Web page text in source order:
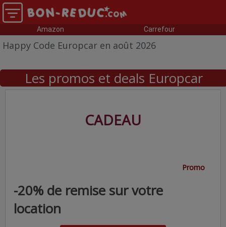
Amazon Carrefour
Happy Code Europcar en août 2026
Les promos et deals Europcar
CADEAU
Promo
-20% de remise sur votre
location